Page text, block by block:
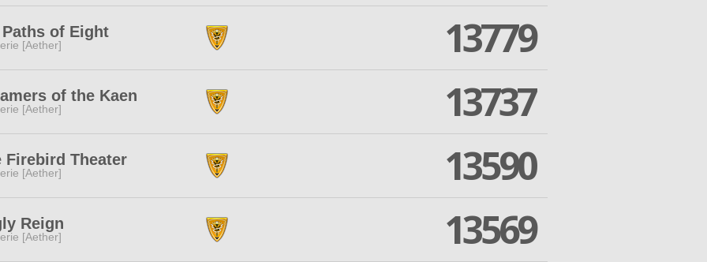
of Eight
[Aether] 13779
of the Kaen
[Aether] 13737
Firebird Theater
[Aether] 13590
Reign
[Aether] 13569